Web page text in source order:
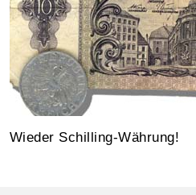
Wieder Schilling-Währung!